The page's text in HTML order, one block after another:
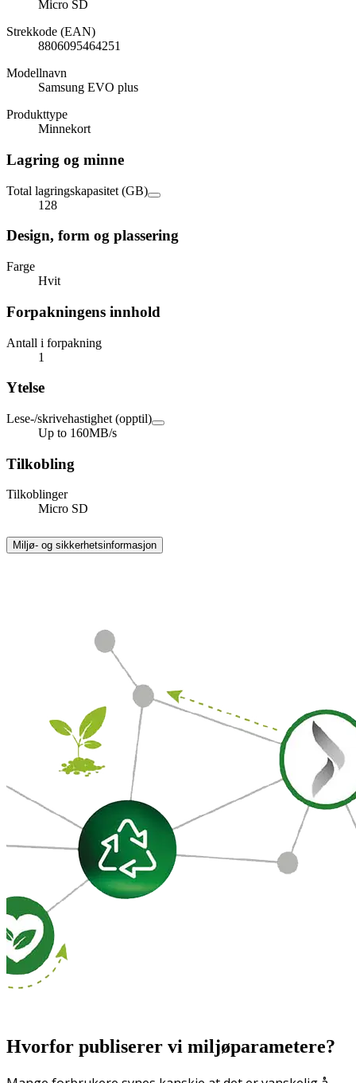
Micro SD
Strekkode (EAN)
8806095464251
Modellnavn
Samsung EVO plus
Produkttype
Minnekort
Lagring og minne
Total lagringskapasitet (GB)
128
Design, form og plassering
Farge
Hvit
Forpakningens innhold
Antall i forpakning
1
Ytelse
Lese-/skrivehastighet (opptil)
Up to 160MB/s
Tilkobling
Tilkoblinger
Micro SD
Miljø- og sikkerhetsinformasjon
Hvorfor publiserer vi miljøparametere?